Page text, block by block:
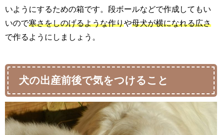
いようにするための箱です。段ボールなどで作成してもい
いので寒さをしのげるような作りや母犬が横になれる広さ
で作るようにしましょう。
犬の出産前後で気をつけること